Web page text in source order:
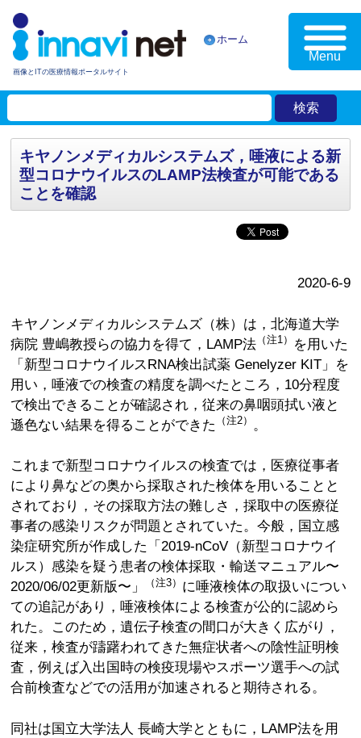
画像とITの医療情報ポータルサイト
ホーム
Menu
キヤノンメディカルシステムズ，唾液による新
型コロナウイルスのLAMP法検査が可能である
ことを確認
2020-6-9
キヤノンメディカルシステムズ（株）は，北海道大学
病院 豊嶋教授らの協力を得て，LAMP法 （注1）
を用いた
「新型コロナウイルスRNA検出試薬 Genelyzer KIT」を
用い，唾液での検査の精度を調べたところ，10分程度
で検出できることが確認され，従来の鼻咽頭拭い液と
遜色ない結果を得ることができた
（注2） 。
これまで新型コロナウイルスの検査では，医療従事者
により鼻などの奥から採取された検体を用いることと
されており，その採取方法の難しさ，採取中の医療従
事者の感染リスクが問題とされていた。今般，国立感
染症研究所が作成した「2019-nCoV（新型コロナウイ
ルス）感染を疑う患者の検体採取・輸送マニュアル〜
2020/06/02更新版〜」
（注3） に唾液検体の取扱いについ
ての追記があり，唾液検体による検査が公的に認めら
れた。このため，遺伝子検査の間口が大きく広がり，
従来，検査が躊躇われてきた無症状者への陰性証明検
査，例えば入出国時の検疫現場やスポーツ選手への試
合前検査などでの活用が加速されると期待される。
同社は国立大学法人 長崎大学とともに，LAMP法を用